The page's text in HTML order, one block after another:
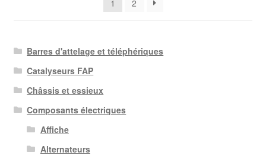
récent
1 2
Barres d'attelage et téléphériques
Catalyseurs FAP
Châssis et essieux
Composants électriques
Affiche
Alternateurs